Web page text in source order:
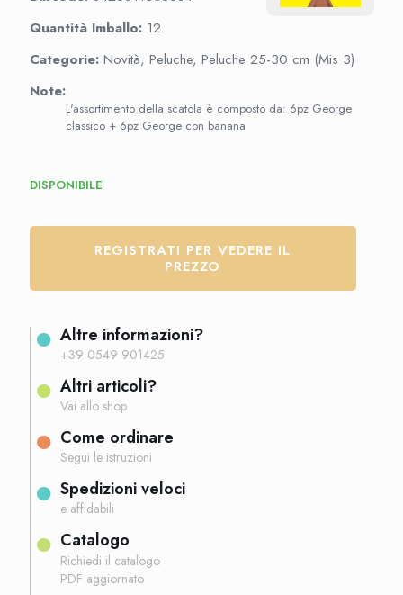
Quantità Imballo: 12
Categorie: Novità, Peluche, Peluche 25-30 cm (Mis 3)
Note:
L'assortimento della scatola è composto da: 6pz George
classico + 6pz George con banana
DISPONIBILE
REGISTRATI PER VEDERE IL
PREZZO
Altre informazioni?
+39 0549 901425
Altri articoli?
Vai allo shop
Come ordinare
Segui le istruzioni
Spedizioni veloci
e affidabili
Catalogo
Richiedi il catalogo
PDF aggiornato